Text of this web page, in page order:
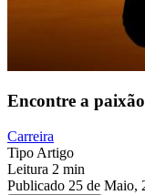
Encontre a
Carreira
Tipo Artigo
Leitura 2 min
Publicado 25 de Maio,